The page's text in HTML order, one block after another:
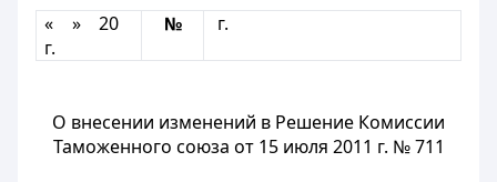
« » 20
г.
№ г.
О внесении изменений в Решение Комиссии
Таможенного союза от 15 июля 2011 г. № 711